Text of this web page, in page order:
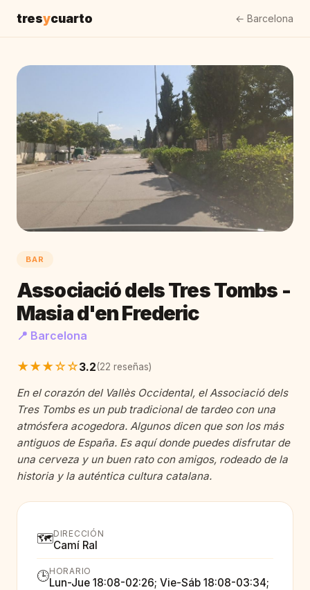
tresycuarto ← Barcelona
BAR
Associació dels Tres Tombs -
Masia d'en Frederic
📍 Barcelona
★★★☆☆3.2(22 reseñas)
En el corazón del Vallès Occidental, el Associació dels
Tres Tombs es un pub tradicional de tardeo con una
atmósfera acogedora. Algunos dicen que son los más
antiguos de España. Es aquí donde puedes disfrutar de
una cerveza y un buen rato con amigos, rodeado de la
historia y la auténtica cultura catalana.
🗺️DIRECCIÓN
Camí Ral
🕒HORARIO
Lun-Jue 18:08-02:26; Vie-Sáb 18:08-03:34;